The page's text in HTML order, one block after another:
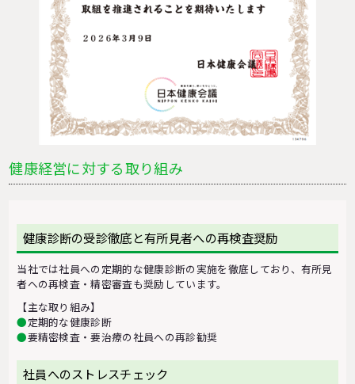
健康経営に対する取り組み
健康診断の受診徹底と有所見者への再検査奨励
当社では社員への定期的な健康診断の実施を徹底しており、有所見
者への再検査・精密審査も奨励しています。
【主な取り組み】
●定期的な健康診断
●要精密検査・要治療の社員への再診勧奨
社員へのストレスチェック